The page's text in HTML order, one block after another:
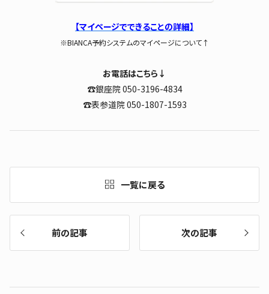
【マイページでできることの詳細】
※BIANCA予約システムのマイページについて↑
お電話はこちら↓
☎銀座院 050-3196-4834
☎表参道院 050-1807-1593
前の記事
一覧に戻る
次の記事